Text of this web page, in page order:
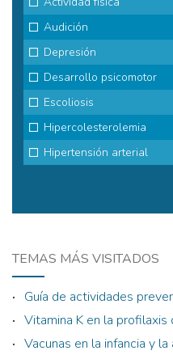
TEMAS MÁS VISITADOS
Guía de actividades
Vitamina K en la profilaxis
Vacunas en la infancia y